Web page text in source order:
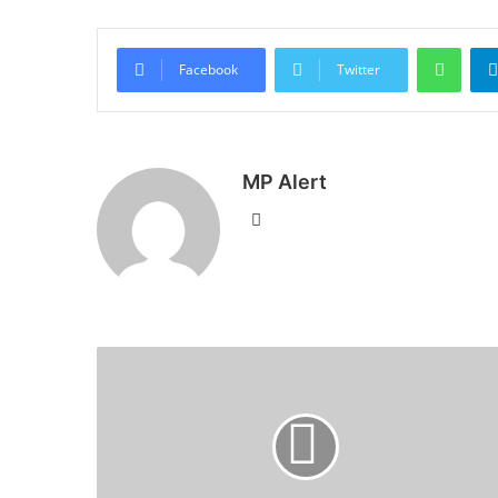
Facebook Twitter
MP Alert
Website